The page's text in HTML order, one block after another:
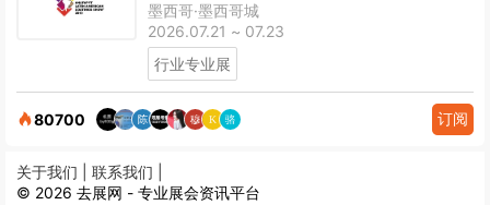
墨西哥·墨西哥城
2026.07.21 ~ 07.23
行业专业展
80700 订阅
关于我们 | 联系我们 |
© 2026 去展网 - 专业展会资讯平台